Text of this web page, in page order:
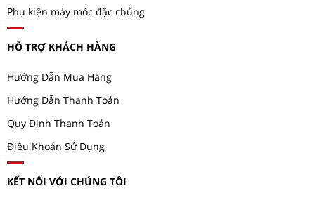
Phụ kiện máy móc đặc chủng
HỖ TRỢ KHÁCH HÀNG
Hướng Dẫn Mua Hàng
Hướng Dẫn Thanh Toán
Quy Định Thanh Toán
Điều Khoản Sử Dụng
KẾT NỐI VỚI CHÚNG TÔI